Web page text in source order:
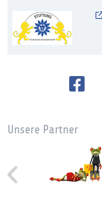
Unsere Partner